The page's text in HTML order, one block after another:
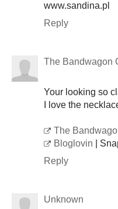
www.sandina.pl
Reply
The Bandwagon
Your looking so
I love the
The
Bloglovin |
Reply
Unknown